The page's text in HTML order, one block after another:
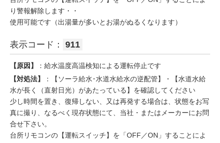
り警報解除します・・
使用可能です（出湯量が多いとお湯がぬるくなります）
表示コード： 911
【原因】
：給水温度高温検知による運転停止です
【対処法】
：【ソーラ給水･水道水給水の逆配管】・【水道水給
水が長く（直射日光）があたっている】を確認してください
少し時間を置き、復帰しない、又は再発する場合は、状態をお写
真に撮り、なるべく現存状態にて、当社・またはメーカーにお問
合せ下さい。
台所リモコンの【運転スイッチ】を「OFF／ON」することによ